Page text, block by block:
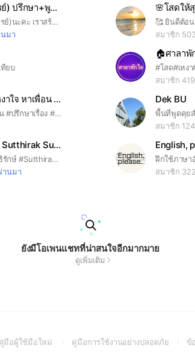
BU กยศ.68 (ไม่มีอาจารย์) ปรึกษา+พูดคุย
กลุ่มBU กยศ.68 (ไม่มีอาจารย์)นะคะ เราสร้างเพื่อให้ปรึกษากันพูดคุยแนะนำเกี่ยวกับกยศ.กัน เราสร้างเพราะว่าหลังจากกลุ่มใหญ่ยุบแล้วไม่อยากรู้สึกโดดเดี่ยวเกินไปสามารถปรึกษากันได้
มา
สมาชิก
ทียบ
สมาชิก
🍄สถานีคนโสด โหมดเหงาใจ หาเพื่อน ปรึกษาปัญหา
#คนโสด #หาเพื่อน #หาเเฟน #ปรึกษาเรื่อง #ความรัก #ปัญหาชีวิต #อกหัก รักคุดตุ้ดเมิน เชิญทางนี้
Dek BU
สมาชิก
💙🐻‍❄️ บ้านหมีขาว Gee Sutthirak Subvijitra Fanclub สุดที่รัก
กลุ่มคนรัก จี๋ สุดที่รัก #จี๋สุทธิรักษ์ #Sutthirak #อนงค์ #myboo #สุทธิรักษ์ทรัพย์วิจิตร #ภาพยนต์ #พี่จี๋ #จี๋4kings #4kings #Geesutthirak #Gee #สุดที่รัก #หมีขั่วโลก
านมา
English,
สมาชิก
ยังมีโอเพนแชทที่น่าสนใจอีกมากมาย
ดูเพิ่มเติม
คู่มือผู้ใช้มือใหม่
(Openคู่มือการใช้งานอย่างปลอดภัย(Open
ข้